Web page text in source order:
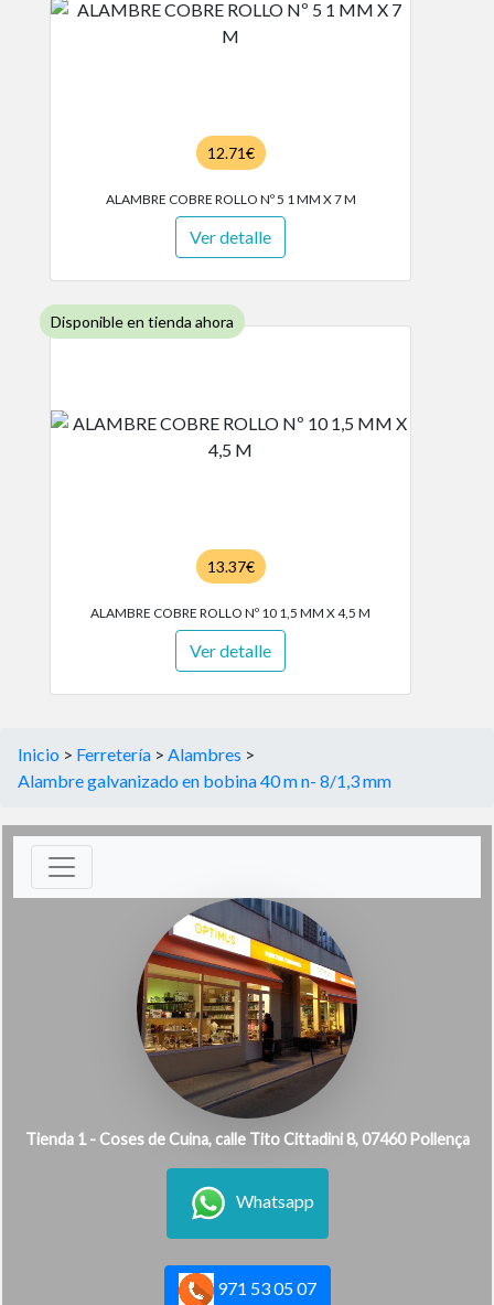
12.71€
ALAMBRE COBRE ROLLO Nº 5 1 MM X 7 M
Ver detalle
Disponible en tienda ahora
13.37€
ALAMBRE COBRE ROLLO Nº 10 1,5 MM X 4,5 M
Ver detalle
Inicio > Ferretería > Alambres >
Alambre galvanizado en bobina 40 m n- 8/1,3 mm
Tienda 1 - Coses de Cuina, calle Tito Cittadini 8, 07460 Pollença
Whatsapp
971 53 05 07